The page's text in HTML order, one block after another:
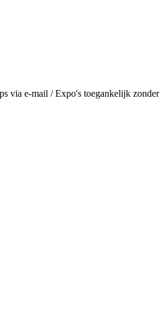
via e-mail / Expo's toegankelijk zonder